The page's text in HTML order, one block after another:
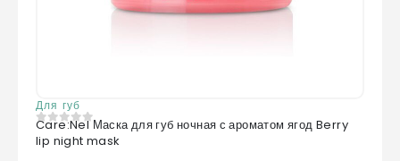
Для губ
0из 5
Care:Nel Маска для губ ночная с ароматом ягод Berry
lip night mask